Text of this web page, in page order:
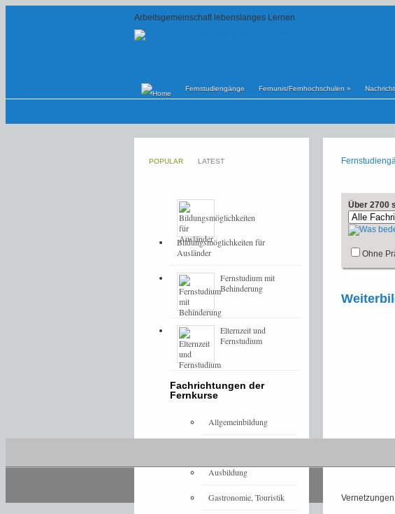
Arbeitsgemeinschaft lebenslanges Lernen
Fernstudiengänge Fernunis/Fernhochschulen »
Über 2700
Ohne
POPULAR LATEST
Bildungsmöglichkeiten für
Ausländer
Fernstudium mit
Behinderung
Elternzeit und
Fernstudium
Fachrichtungen der
Fernkurse
Allgemeinbildung
Ausbildung
Gastronomie, Touristik